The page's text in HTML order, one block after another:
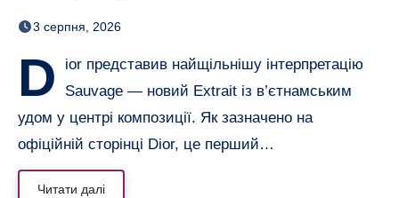
дозріває 42 дні
3 серпня, 2026
D
ior представив найщільнішу інтерпретацію
Sauvage — новий Extrait із в’єтнамським
удом у центрі композиції. Як зазначено на
офіційній сторінці Dior, це перший…
Читати далі